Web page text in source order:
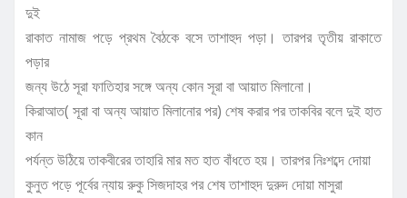
দুই
রাকাত নামাজ পড়ে প্রথম বৈঠকে বসে তাশাহুদ পড়া। তারপর তৃতীয় রাকাতে
পড়ার
জন্য উঠে সূরা ফাতিহার সঙ্গে অন্য কোন সূরা বা আয়াত মিলানো।
কিরাআত( সূরা বা অন্য আয়াত মিলানোর পর) শেষ করার পর তাকবির বলে দুই হাত
কান
পর্যন্ত উঠিয়ে তাকবীরের তাহারি মার মত হাত বাঁধতে হয়। তারপর নিঃশব্দে দোয়া
কুনুত পড়ে পূর্বের ন্যায় রুকু সিজদাহর পর শেষ তাশাহুদ দুরুদ দোয়া মাসুরা